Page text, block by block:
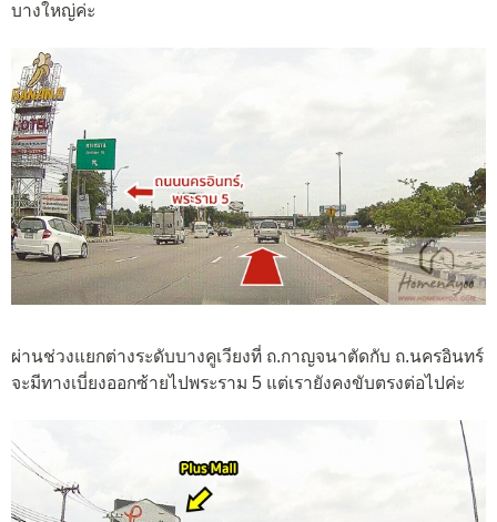
บางใหญ่ค่ะ
ผ่านช่วงแยกต่างระดับบางคูเวียงที่ ถ.กาญจนาตัดกับ ถ.นครอินทร์
จะมีทางเบี่ยงออกซ้ายไปพระราม 5 แต่เรายังคงขับตรงต่อไปค่ะ